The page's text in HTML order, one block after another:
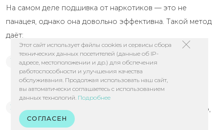
На самом деле подшивка от наркотиков — это не
панацея, однако она довольно эффективна. Такой метод
даёт:
Отсутствие эйфории от наркотиков. То есть
пациенту бесполезно принимать вещества, кайфа
всё равно не будет. И он это знает.
Снижение психологической тяги. Это очень важно,
особенно в отношении психоактивных веществ.
Этот сайт использует файлы cookies и сервисы сбора
технических данных посетителей (данные об IP-
адресе, местоположении и др.) для обспечения
работоспособности и улучшения качества
обслуживания. Продолжая использовать наш сайт,
вы автоматически соглашаетесь с использованием
данных технологий. Подробнее
СОГЛАСЕН